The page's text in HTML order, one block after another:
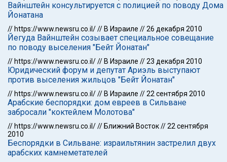
Вайнштейн консультируется с полицией по поводу Дома
Йонатана
// https://www.newsru.co.il/// В Израиле //26 декабря 2010
Йегуда Вайнштейн созывает специальное совещание
по поводу выселения "Бейт Йонатан"
// https://www.newsru.co.il/// В Израиле //23 декабря 2010
Юридический форум и депутат Ариэль выступают
против выселения жильцов "Бейт Йонатан"
// https://www.newsru.co.il/// В Израиле //22 сентября 2010
Арабские беспорядки: дом евреев в Сильване
забросали "коктейлем Молотова"
// https://www.newsru.co.il/// Ближний Восток//22 сентября
2010
Беспорядки в Сильване: израильтянин застрелил двух
арабских камнеметателей